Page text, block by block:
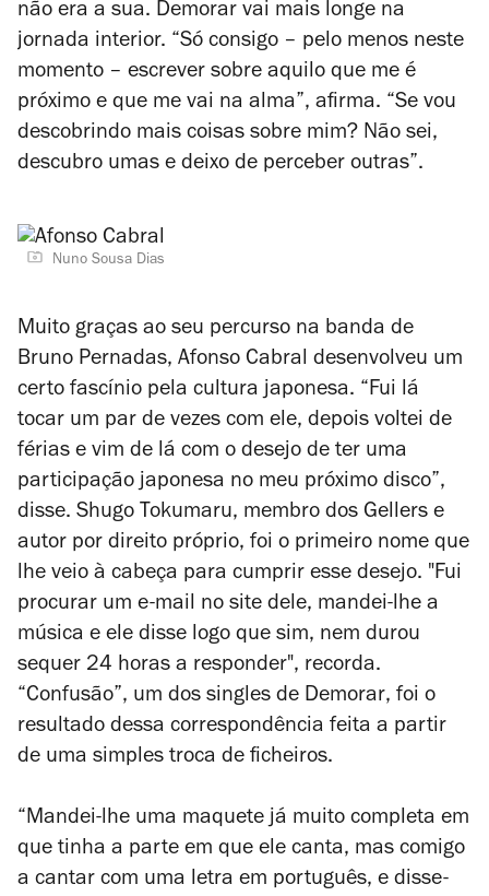
não era a sua. Demorar vai mais longe na
jornada interior. “Só consigo – pelo menos neste
momento – escrever sobre aquilo que me é
próximo e que me vai na alma”, afirma. “Se vou
descobrindo mais coisas sobre mim? Não sei,
descubro umas e deixo de perceber outras”.
Nuno Sousa Dias
Muito graças ao seu percurso na banda de
Bruno Pernadas, Afonso Cabral desenvolveu um
certo fascínio pela cultura japonesa. “Fui lá
tocar um par de vezes com ele, depois voltei de
férias e vim de lá com o desejo de ter uma
participação japonesa no meu próximo disco”,
disse. Shugo Tokumaru, membro dos Gellers e
autor por direito próprio, foi o primeiro nome que
lhe veio à cabeça para cumprir esse desejo. "Fui
procurar um e-mail no site dele, mandei-lhe a
música e ele disse logo que sim, nem durou
sequer 24 horas a responder", recorda.
“Confusão”, um dos singles de Demorar, foi o
resultado dessa correspondência feita a partir
de uma simples troca de ficheiros.
“Mandei-lhe uma maquete já muito completa em
que tinha a parte em que ele canta, mas comigo
a cantar com uma letra em português, e disse-